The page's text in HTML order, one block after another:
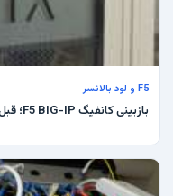
F5 و لود بالانسر
بازبینی کانفیگ F5 BIG-IP؛ قبل از تغییر بعدی چه چیزهایی را باید دید؟